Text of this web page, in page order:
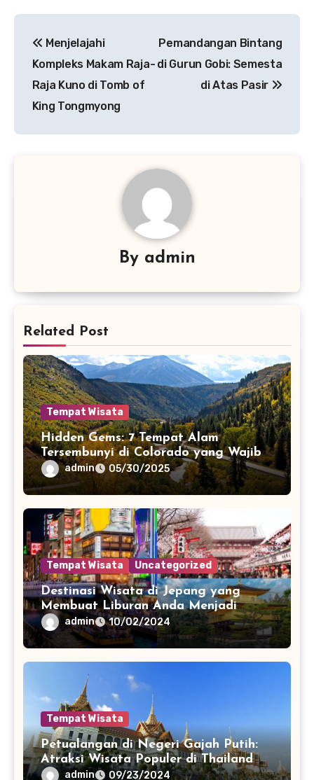
pos
Menjelajahi
Kompleks Makam Raja-
Raja Kuno di Tomb of
King Tongmyong
Pemandangan Bintang
di Gurun Gobi: Semesta
di Atas Pasir
By admin
Related Post
Tempat Wisata
Hidden Gems: 7 Tempat Alam
Tersembunyi di Colorado yang Wajib
Dikunjungi
admin 05/30/2025
Tempat Wisata Uncategorized
Destinasi Wisata di Jepang yang
Membuat Liburan Anda Menjadi
Spesial
admin 10/02/2024
Tempat Wisata
Petualangan di Negeri Gajah Putih:
Atraksi Wisata Populer di Thailand
admin 09/23/2024